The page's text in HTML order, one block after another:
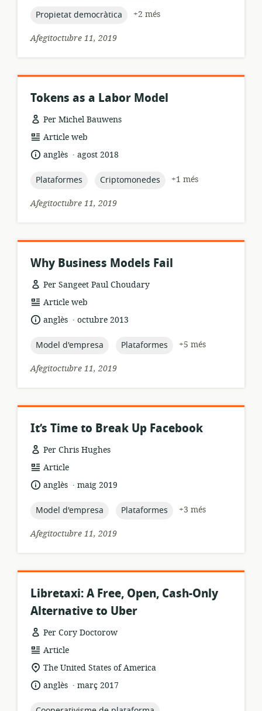
topic:
Propietat democràtica
+2 més
Afegitoctubre 11, 2019
Tokens as a Labor Model
Per Michel Bauwens
format
recursos:
Article web
idioma:
anglès .
data
publicació:
agost 2018
topic:
Plataformes topic:
Criptomonedes
+1 més
Afegitoctubre 11, 2019
Why Business Models Fail
Per Sangeet Paul Choudary
format
recursos:
Article web
idioma:
anglès .
data
publicació:
octubre 2013
topic:
Model d'empresa topic:
Plataformes
+5 més
Afegitoctubre 11, 2019
It’s Time to Break Up Facebook
Per Chris Hughes
format
recursos:
Article
idioma:
anglès .
data
publicació:
maig 2019
topic:
Model d'empresa topic:
Plataformes
+3 més
Afegitoctubre 11, 2019
Libretaxi: A Free, Open, Cash-Only
Alternative to Uber
Per Cory Doctorow
format
dels
recursos:
Article
ubicació
rellevant:
The United States of America
idioma:
anglès .
datamarç 2017